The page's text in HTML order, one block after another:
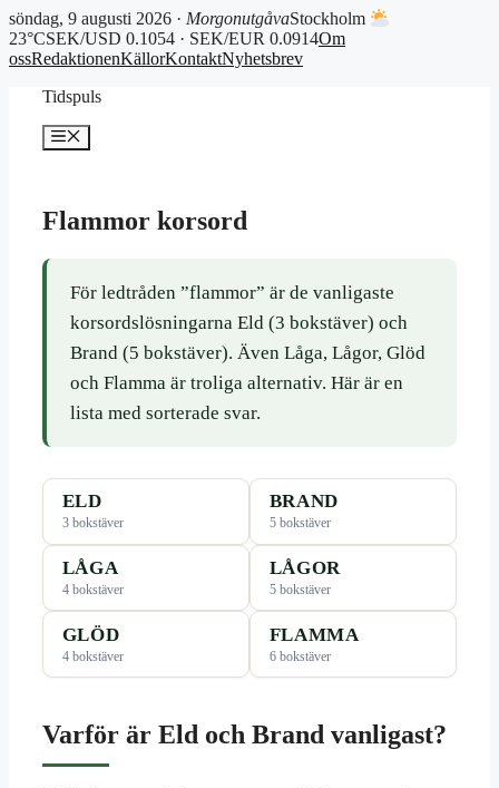
söndag, 9 augusti 2026 · MorgonutgåvaStockholm
23°CSEK/USD 0.1054 · SEK/EUR 0.0914Om
ossRedaktionenKällorKontaktNyhetsbrev
Tidspuls
Meny
Flammor korsord
För ledtråden ”flammor” är de vanligaste
korsordslösningarna Eld (3 bokstäver) och
Brand (5 bokstäver). Även Låga, Lågor, Glöd
och Flamma är troliga alternativ. Här är en
lista med sorterade svar.
ELD
3 bokstäver
BRAND
5 bokstäver
LÅGA
4 bokstäver
LÅGOR
5 bokstäver
GLÖD
4 bokstäver
FLAMMA
6 bokstäver
Varför är Eld och Brand vanligast?